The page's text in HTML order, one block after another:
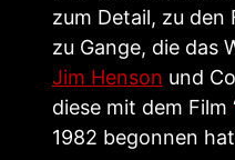
zum Detail, zu den
zu Gange, die das
Jim Henson und
diese mit dem Film
1982 begonnen